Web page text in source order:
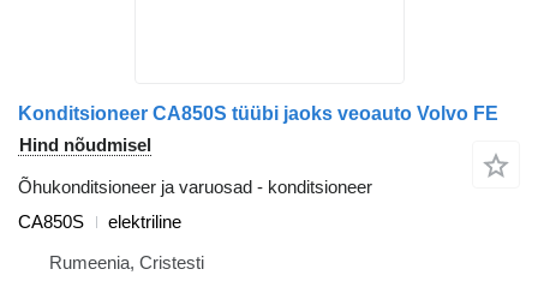
Konditsioneer CA850S tüübi jaoks veoauto Volvo FE
Hind nõudmisel
Õhukonditsioneer ja varuosad - konditsioneer
CA850S
elektriline
Rumeenia, Cristesti